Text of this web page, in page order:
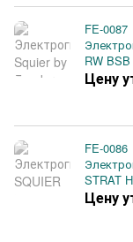
FE-0087
RW BSB
Цену
FE-0086
STRAT
Цену